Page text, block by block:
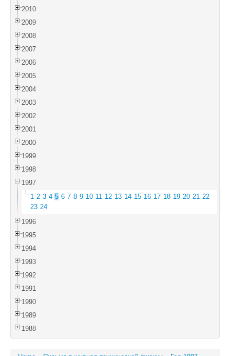
2010
2009
2008
2007
2006
2005
2004
2003
2002
2001
2000
1999
1998
1997
1 2 3 4 5 6 7 8 9 10 11 12 13 14 15 16 17 18 19 20 21 22
23 24
1996
1995
1994
1993
1992
1991
1990
1989
1988